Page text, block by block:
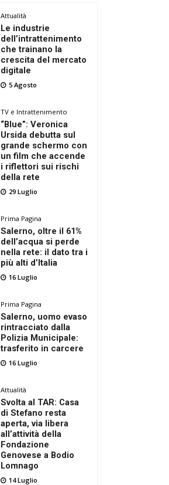
Attualità
Le industrie
dell’intrattenimento
che trainano la
crescita del mercato
digitale
5 Agosto
TV e Intrattenimento
“Blue”: Veronica
Ursida debutta sul
grande schermo con
un film che accende
i riflettori sui rischi
della rete
29 Luglio
Prima Pagina
Salerno, oltre il 61%
dell’acqua si perde
nella rete: il dato tra i
più alti d’Italia
16 Luglio
Prima Pagina
Salerno, uomo evaso
rintracciato dalla
Polizia Municipale:
trasferito in carcere
16 Luglio
Attualità
Svolta al TAR: Casa
di Stefano resta
aperta, via libera
all’attività della
Fondazione
Genovese a Bodio
Lomnago
14 Luglio